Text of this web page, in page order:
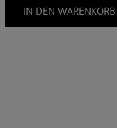
IN DEN WARENKORB